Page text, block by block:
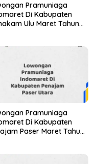
Pramuniaga
Di Kabupaten
Ulu Maret Tahun
Pramuniaga
Di Kabupaten
Paser Maret Tahun